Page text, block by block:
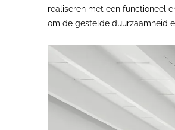
realiseren met een functioneel
om de gestelde duurzaamheid